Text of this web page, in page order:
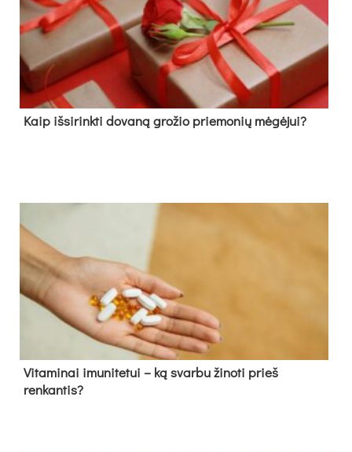
Kaip išsirinkti dovaną grožio priemonių mėgėjui?
Vitaminai imunitetui – ką svarbu žinoti prieš
renkantis?